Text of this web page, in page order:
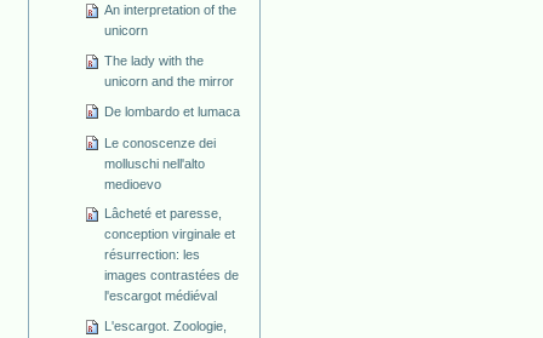
An interpretation of the
unicorn
The lady with the
unicorn and the mirror
De lombardo et lumaca
Le conoscenze dei
molluschi nell'alto
medioevo
Lâcheté et paresse,
conception virginale et
résurrection: les
images contrastées de
l'escargot médiéval
L'escargot. Zoologie,